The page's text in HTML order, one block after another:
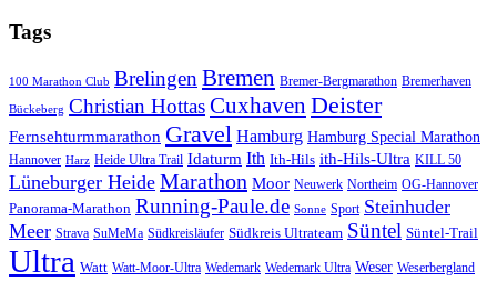
Tags
100 Marathon Club BrelingenBremen Bremer-Bergmarathon Bremerhaven
Bückeberg Christian HottasCuxhaven Deister
Fernsehturmmarathon Gravel Hamburg Hamburg Special Marathon
Hannover Harz Heide Ultra Trail Idaturm Ith Ith-Hils ith-Hils-Ultra KILL 50
Lüneburger Heide Marathon Moor Neuwerk Northeim OG-Hannover
Panorama-Marathon Running-Paule.de Sonne Sport Steinhuder
Meer Strava SuMeMa Südkreisläufer Südkreis Ultrateam Süntel Süntel-Trail
Ultra Watt Watt-Moor-Ultra Wedemark Wedemark Ultra Weser Weserbergland